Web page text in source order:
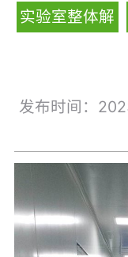
实验室整体解
发布时间：